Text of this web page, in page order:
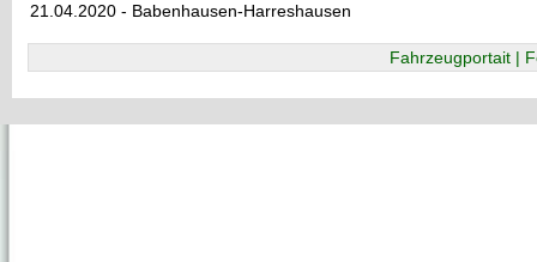
21.04.2020 - Babenhausen-Harreshausen
Fahrzeugportait |